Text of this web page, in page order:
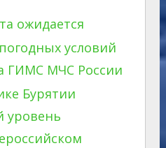
ожидается
условий
ГИМС МЧС России
Бурятии
уровень